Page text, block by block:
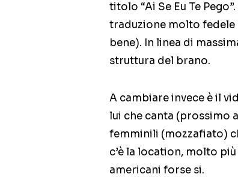
titolo “Ai Se Eu Te
traduzione molto fedele
bene). In linea di
struttura del brano.
A cambiare invece è il
lui che canta (prossimo
femminili (mozzafiato)
c’è la location, molto
americani forse si.